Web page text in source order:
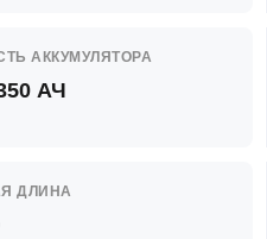
АККУМУЛЯТОРА
АЧ
ДЛИНА